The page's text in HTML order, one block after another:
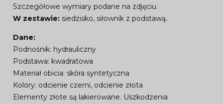
Szczegółowe wymiary podane na zdjęciu.
W zestawie: siedzisko, siłownik z podstawą.
Dane:
Podnośnik: hydrauliczny
Podstawa: kwadratowa
Materiał obicia: skóra syntetyczna
Kolory: odcienie czerni, odcienie złota
Elementy złote są lakierowane. Uszkodzenia